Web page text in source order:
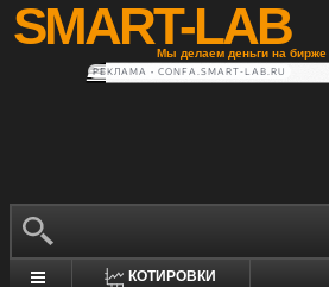
SMART-LAB
Мы делаем деньги на бирже
РЕКЛАМА • CONFA.SMART-LAB.RU
КОТИРОВКИ